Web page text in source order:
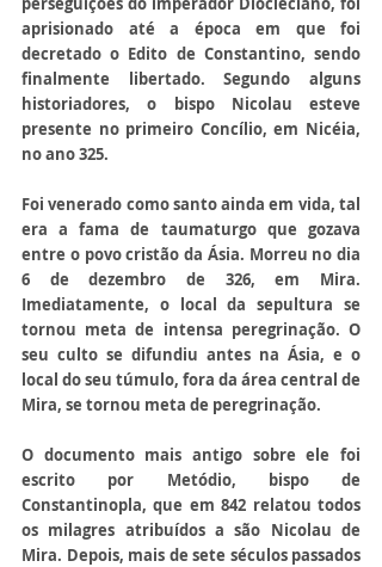
aprisionado até a época em que foi
decretado o Edito de Constantino, sendo
finalmente libertado. Segundo alguns
historiadores, o bispo Nicolau esteve
presente no primeiro Concílio, em Nicéia,
no ano 325.
Foi venerado como santo ainda em vida, tal
era a fama de taumaturgo que gozava
entre o povo cristão da Ásia. Morreu no dia
6 de dezembro de 326, em Mira.
Imediatamente, o local da sepultura se
tornou meta de intensa peregrinação. O
seu culto se difundiu antes na Ásia, e o
local do seu túmulo, fora da área central de
Mira, se tornou meta de peregrinação.
O documento mais antigo sobre ele foi
escrito por Metódio, bispo de
Constantinopla, que em 842 relatou todos
os milagres atribuídos a são Nicolau de
Mira. Depois, mais de sete séculos passados